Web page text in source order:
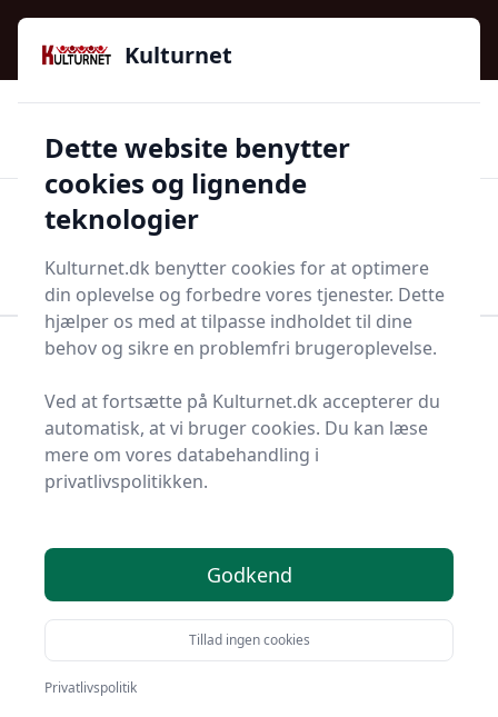
Kulturnet - Alt Det Gode I Livet | Din Kulturguide Siden
2016
97 kategorier 👍Kun godkendte butikker
Start søgning
Bolig og indretning
Fest og festoppyntning
Bedste gavepapirer -
top 12 valg
Du er kommet til det rette sted! På Kulturnet har vi
udvalgt 12 af de bedste gavepapirer, så du får det
optimale køb.
Uanset om du ønsker kvalitet, tilbud på gavepapirer,
en bestemt type eller fri levering, kan du finde det
Kulturnet
Dette website benytter
cookies og lignende
teknologier
Kulturnet.dk benytter cookies for at optimere
din oplevelse og forbedre vores tjenester. Dette
hjælper os med at tilpasse indholdet til dine
behov og sikre en problemfri brugeroplevelse.
Ved at fortsætte på Kulturnet.dk accepterer du
automatisk, at vi bruger cookies. Du kan læse
mere om vores databehandling i
privatlivspolitikken.
Godkend
Tillad ingen cookies
Privatlivspolitik